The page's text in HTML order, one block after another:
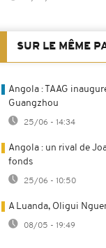
SUR LE MÊME
Angola : TAAG
Guangzhou
25/06 - 14:34
Angola : un rival de
fonds
25/06 - 10:50
A Luanda, Oligui
08/05 - 19:49